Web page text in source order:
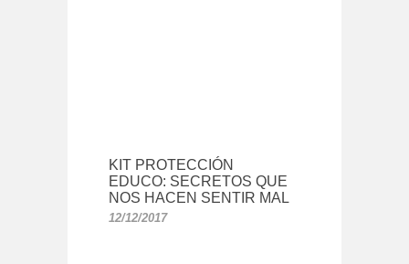
KIT PROTECCIÓN
EDUCO: SECRETOS QUE
NOS HACEN SENTIR MAL
12/12/2017